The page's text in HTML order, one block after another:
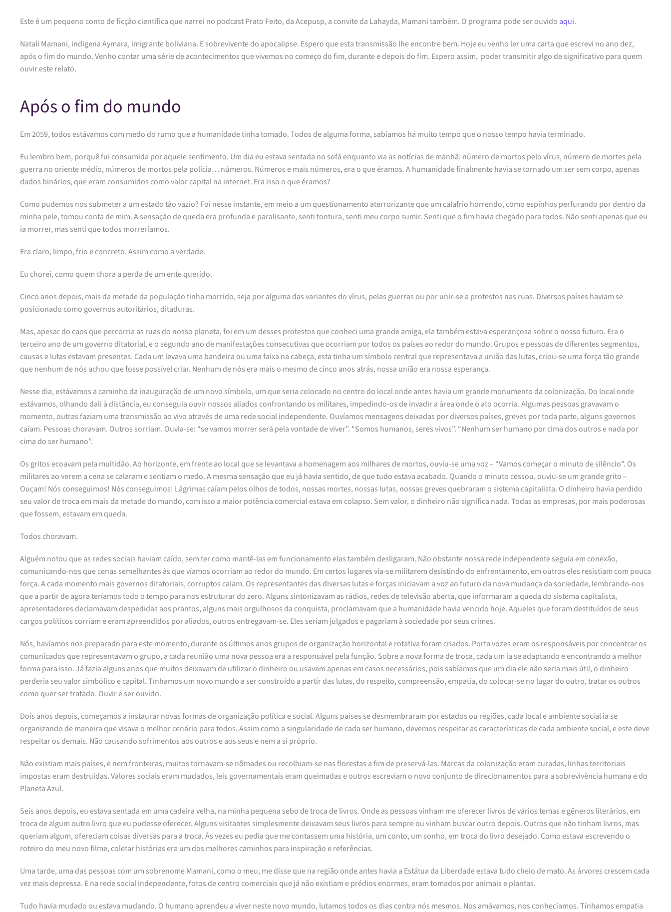
Este é um pequeno conto de ficção científica que narrei no podcast Prato Feito, da Acepusp, a convite da Lahayda, Mamani também. O programa pode ser ouvido aqui.
Natali Mamani, indigena Aymara, imigrante boliviana. E sobrevivente do apocalipse. Espero que esta transmissão lhe encontre bem. Hoje eu venho ler uma carta que escrevi no ano dez,
após o fim do mundo. Venho contar uma série de acontecimentos que vivemos no começo do fim, durante e depois do fim. Espero assim, poder transmitir algo de significativo para quem
ouvir este relato.
Após o fim do mundo
Em 2059, todos estávamos com medo do rumo que a humanidade tinha tomado. Todos de alguma forma, sabíamos há muito tempo que o nosso tempo havia terminado.
Eu lembro bem, porquê fui consumida por aquele sentimento. Um dia eu estava sentada no sofá enquanto via as notícias de manhã: número de mortos pelo vírus, número de mortes pela
guerra no oriente médio, números de mortos pela polícia… números. Números e mais números, era o que éramos. A humanidade finalmente havia se tornado um ser sem corpo, apenas
dados binários, que eram consumidos como valor capital na internet. Era isso o que éramos?
Como pudemos nos submeter a um estado tão vazio? Foi nesse instante, em meio a um questionamento aterrorizante que um calafrio horrendo, como espinhos perfurando por dentro da
minha pele, tomou conta de mim. A sensação de queda era profunda e paralisante, senti tontura, senti meu corpo sumir. Senti que o fim havia chegado para todos. Não senti apenas que eu
ia morrer, mas senti que todos morreríamos.
Era claro, limpo, frio e concreto. Assim como a verdade.
Eu chorei, como quem chora a perda de um ente querido.
Cinco anos depois, mais da metade da população tinha morrido, seja por alguma das variantes do vírus, pelas guerras ou por unir-se a protestos nas ruas. Diversos países haviam se
posicionado como governos autoritários, ditaduras.
Mas, apesar do caos que percorria as ruas do nosso planeta, foi em um desses protestos que conheci uma grande amiga, ela também estava esperançosa sobre o nosso futuro. Era o
terceiro ano de um governo ditatorial, e o segundo ano de manifestações consecutivas que ocorriam por todos os países ao redor do mundo. Grupos e pessoas de diferentes segmentos,
causas e lutas estavam presentes. Cada um levava uma bandeira ou uma faixa na cabeça, esta tinha um símbolo central que representava a união das lutas, criou-se uma força tão grande
que nenhum de nós achou que fosse possível criar. Nenhum de nós era mais o mesmo de cinco anos atrás, nossa união era nossa esperança.
Nesse dia, estávamos a caminho da inauguração de um novo símbolo, um que seria colocado no centro do local onde antes havia um grande monumento da colonização. Do local onde
estávamos, olhando dali à distância, eu conseguia ouvir nossos aliados confrontando os militares, impedindo-os de invadir a área onde o ato ocorria. Algumas pessoas gravavam o
momento, outras faziam uma transmissão ao vivo através de uma rede social independente. Ouvíamos mensagens deixadas por diversos países, greves por toda parte, alguns governos
caíam. Pessoas choravam. Outros sorriam. Ouvia-se: “se vamos morrer será pela vontade de viver”. “Somos humanos, seres vivos”. “Nenhum ser humano por cima dos outros e nada por
cima do ser humano”.
Os gritos ecoavam pela multidão. Ao horizonte, em frente ao local que se levantava a homenagem aos milhares de mortos, ouviu-se uma voz – “Vamos começar o minuto de silêncio”. Os
militares ao verem a cena se calaram e sentiam o medo. A mesma sensação que eu já havia sentido, de que tudo estava acabado. Quando o minuto cessou, ouviu-se um grande grito –
Ouçam! Nós conseguimos! Nós conseguimos! Lágrimas caíam pelos olhos de todos, nossas mortes, nossas lutas, nossas greves quebraram o sistema capitalista. O dinheiro havia perdido
seu valor de troca em mais da metade do mundo, com isso a maior potência comercial estava em colapso. Sem valor, o dinheiro não significa nada. Todas as empresas, por mais poderosas
que fossem, estavam em queda.
Todos choravam.
Alguém notou que as redes sociais haviam caído, sem ter como mantê-las em funcionamento elas também desligaram. Não obstante nossa rede independente seguia em conexão,
comunicando-nos que cenas semelhantes às que víamos ocorriam ao redor do mundo. Em certos lugares via-se militarem desistindo do enfrentamento, em outros eles resistiam com pouca
força. A cada momento mais governos ditatoriais, corruptos caiam. Os representantes das diversas lutas e forças iniciavam a voz ao futuro da nova mudança da sociedade, lembrando-nos
que a partir de agora teríamos todo o tempo para nos estruturar do zero. Alguns sintonizavam as rádios, redes de televisão aberta, que informaram a queda do sistema capitalista,
apresentadores declamavam despedidas aos prantos, alguns mais orgulhosos da conquista, proclamavam que a humanidade havia vencido hoje. Aqueles que foram destituídos de seus
cargos políticos corriam e eram apreendidos por aliados, outros entregavam-se. Eles seriam julgados e pagariam à sociedade por seus crimes.
Nós, havíamos nos preparado para este momento, durante os últimos anos grupos de organização horizontal e rotativa foram criados. Porta vozes eram os responsáveis por concentrar os
comunicados que representavam o grupo, a cada reunião uma nova pessoa era a responsável pela função. Sobre a nova forma de troca, cada um ia se adaptando e encontrando a melhor
forma para isso. Já fazia alguns anos que muitos deixavam de utilizar o dinheiro ou usavam apenas em casos necessários, pois sabíamos que um dia ele não seria mais útil, o dinheiro
perderia seu valor simbólico e capital. Tínhamos um novo mundo a ser construído a partir das lutas, do respeito, compreensão, empatia, do colocar-se no lugar do outro, tratar os outros
como quer ser tratado. Ouvir e ser ouvido.
Dois anos depois, começamos a instaurar novas formas de organização política e social. Alguns países se desmembraram por estados ou regiões, cada local e ambiente social ia se
organizando de maneira que visava o melhor cenário para todos. Assim como a singularidade de cada ser humano, devemos respeitar as características de cada ambiente social, e este deve
respeitar os demais. Não causando sofrimentos aos outros e aos seus e nem a si próprio.
Não existiam mais países, e nem fronteiras, muitos tornavam-se nômades ou recolhiam-se nas florestas a fim de preservá-las. Marcas da colonização eram curadas, linhas territoriais
impostas eram destruídas. Valores sociais eram mudados, leis governamentais eram queimadas e outros escreviam o novo conjunto de direcionamentos para a sobrevivência humana e do
Planeta Azul.
Seis anos depois, eu estava sentada em uma cadeira velha, na minha pequena sebo de troca de livros. Onde as pessoas vinham me oferecer livros de vários temas e gêneros literários, em
troca de algum outro livro que eu pudesse oferecer. Alguns visitantes simplesmente deixavam seus livros para sempre ou vinham buscar outro depois. Outros que não tinham livros, mas
queriam algum, ofereciam coisas diversas para a troca. Às vezes eu pedia que me contassem uma história, um conto, um sonho, em troca do livro desejado. Como estava escrevendo o
roteiro do meu novo filme, coletar histórias era um dos melhores caminhos para inspiração e referências.
Uma tarde, uma das pessoas com um sobrenome Mamani, como o meu, me disse que na região onde antes havia a Estátua da Liberdade estava tudo cheio de mato. As árvores crescem cada
vez mais depressa. E na rede social independente, fotos de centro comerciais que já não existiam e prédios enormes, eram tomados por animais e plantas.
Tudo havia mudado ou estava mudando. O humano aprendeu a viver neste novo mundo, lutamos todos os dias contra nós mesmos. Nos amávamos, nos conhecíamos. Tínhamos empatia